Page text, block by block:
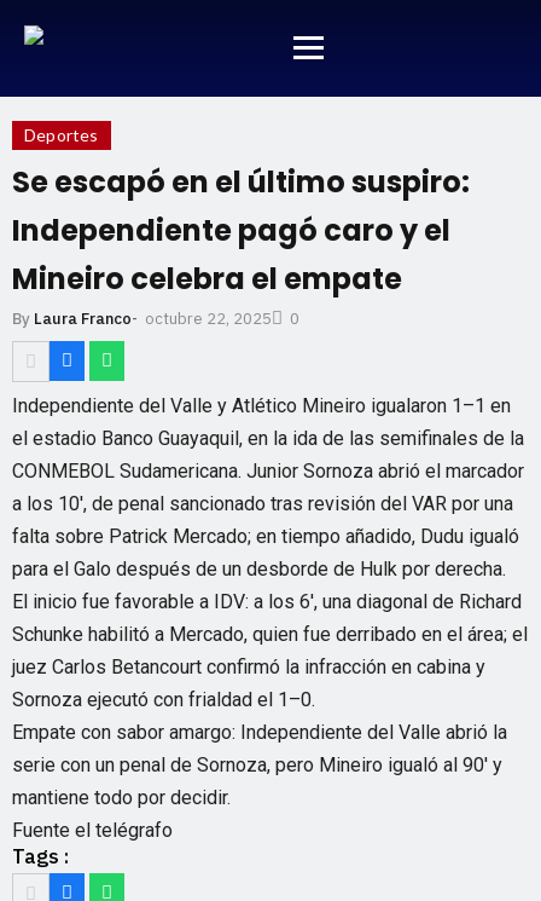
Deportes
Se escapó en el último suspiro:
Independiente pagó caro y el
Mineiro celebra el empate
By Laura Franco- octubre 22, 2025 0
Independiente del Valle y Atlético Mineiro igualaron 1–1 en
el estadio Banco Guayaquil, en la ida de las semifinales de la
CONMEBOL Sudamericana. Junior Sornoza abrió el marcador
a los 10′, de penal sancionado tras revisión del VAR por una
falta sobre Patrick Mercado; en tiempo añadido, Dudu igualó
para el Galo después de un desborde de Hulk por derecha.
El inicio fue favorable a IDV: a los 6′, una diagonal de Richard
Schunke habilitó a Mercado, quien fue derribado en el área; el
juez Carlos Betancourt confirmó la infracción en cabina y
Sornoza ejecutó con frialdad el 1–0.
Empate con sabor amargo: Independiente del Valle abrió la
serie con un penal de Sornoza, pero Mineiro igualó al 90′ y
mantiene todo por decidir.
Fuente el telégrafo
Tags :